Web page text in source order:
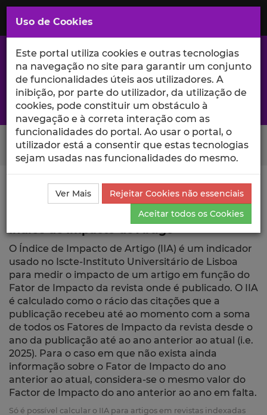
Saltar
para
Conteúdo
Principal
A excelência da investigação e ciência no Iscte
Search Button
Ciência_Iscte Publicações
Índice de Impacto de
O Índice de Impacto de Artigo (IIA) é um indicador
usado no Iscte-Instituto Universitário de Lisboa
para medir o impacto de um artigo em função do
Fator de Impacto da revista onde é publicado. O IIA
é calculado como o rácio das citações que a
publicação recebeu até ao momento com a soma
de todos os Fatores de Impacto da revista desde o
ano da publicação até ao ano anterior ao atual (i.e.
2025). Para o caso em que não exista ainda
informação sobre o Fator de Impacto do ano
anterior ao atual, considera-se o mesmo valor do
Factor de Impacto do ano anterior ao ano em falta.
Só é possível calcular o IIA para artigos em revistas indexadas
Uso de Cookies
Este portal utiliza cookies e outras tecnologias
na navegação no site para garantir um conjunto
de funcionalidades úteis aos utilizadores. A
inibição, por parte do utilizador, da utilização de
cookies, pode constituir um obstáculo à
navegação e à correta interação com as
funcionalidades do portal. Ao usar o portal, o
utilizador está a consentir que estas tecnologias
sejam usadas nas funcionalidades do mesmo.
Ver Mais
Rejeitar Cookies não essenciais
Aceitar todos os Cookies